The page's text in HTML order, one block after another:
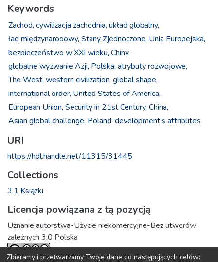
Keywords
Zachod, cywilizacja zachodnia, układ globalny,
ład międzynarodowy, Stany Zjednoczone, Unia Europejska,
bezpieczeństwo w XXI wieku, Chiny,
globalne wyzwanie Azji, Polska: atrybuty rozwojowe,
The West, western civilization, global shape,
international order, United States of America,
European Union, Security in 21st Century, China,
Asian global challenge, Poland: development’s attributes
URI
https://hdl.handle.net/11315/31445
Collections
3.1 Książki
Licencja powiązana z tą pozycją
Uznanie autorstwa-Użycie niekomercyjne-Bez utworów
zależnych 3.0 Polska
Zbieramy i przetwarzamy Twoje dane do następujących celów: